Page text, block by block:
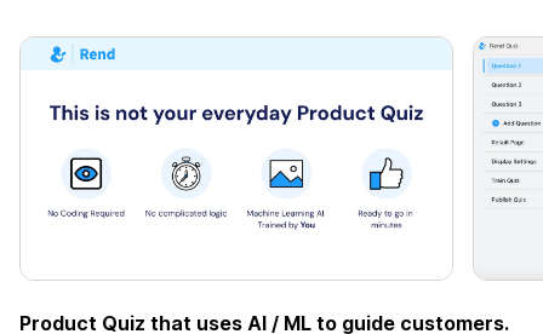
Product Quiz that uses AI / ML to guide customers.